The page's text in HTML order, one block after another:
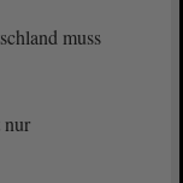
muss
nur